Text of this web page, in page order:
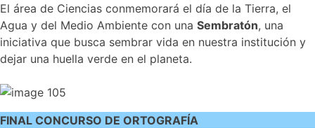
El área de Ciencias conmemorará el día de la Tierra, el
Agua y del Medio Ambiente con una Sembratón, una
iniciativa que busca sembrar vida en nuestra institución y
dejar una huella verde en el planeta.
FINAL CONCURSO DE ORTOGRAFÍA